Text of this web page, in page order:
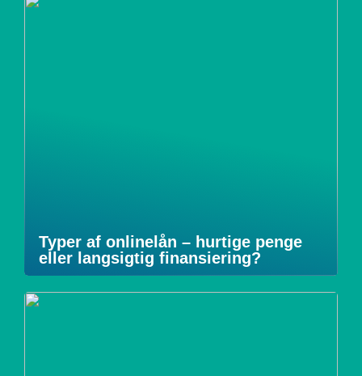
Typer af onlinelån – hurtige penge
eller langsigtig finansiering?